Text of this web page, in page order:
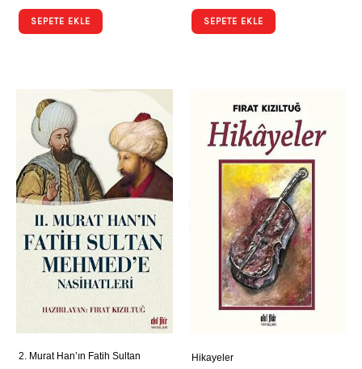
SEPETE EKLE SEPETE EKLE
2. Murat Han’ın Fatih Sultan
Hikayeler